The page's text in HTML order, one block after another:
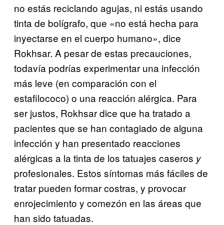
no estás reciclando agujas, ni estás usando
tinta de bolígrafo, que «no está hecha para
inyectarse en el cuerpo humano», dice
Rokhsar. A pesar de estas precauciones,
todavía podrías experimentar una infección
más leve (en comparación con el
estafilococo) o una reacción alérgica. Para
ser justos, Rokhsar dice que ha tratado a
pacientes que se han contagiado de alguna
infección y han presentado reacciones
alérgicas a la tinta de los tatuajes caseros y
profesionales. Estos síntomas más fáciles de
tratar pueden formar costras, y provocar
enrojecimiento y comezón en las áreas que
han sido tatuadas.